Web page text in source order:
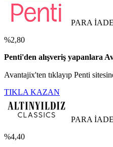
PARA
%2,80
Penti'den alışveriş yapanlara
Avantajix'ten tıklayıp Penti
TIKLA KAZAN
PARA
%4,40